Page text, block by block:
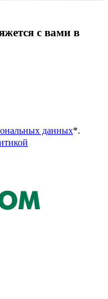
с вами в
данных*.